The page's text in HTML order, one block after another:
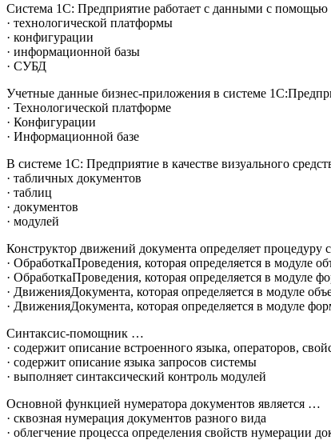
Система 1С: Предприятие работает с данными с
· технологической платформы
· конфигурации
· информационной базы
· СУБД
Учетные данные бизнес-приложения в системе
· Технологической платформе
· Конфигурации
· Информационной базе
В системе 1С: Предприятие в качестве визуального
· табличных документов
· таблиц
· документов
· модулей
Конструктор движений документа определяет
· ОбработкаПроведения, которая определяется в модуле
· ОбработкаПроведения, которая определяется в модуле
· ДвиженияДокумента, которая определяется в модуле
· ДвиженияДокумента, которая определяется в модуле
Синтаксис-помощник …
· содержит описание встроенного языка, операторов,
· содержит описание языка запросов системы
· выполняет синтаксический контроль модулей
Основной функцией нумератора документов является …
· сквозная нумерация документов разного вида
· облегчение процесса определения свойств нумерации